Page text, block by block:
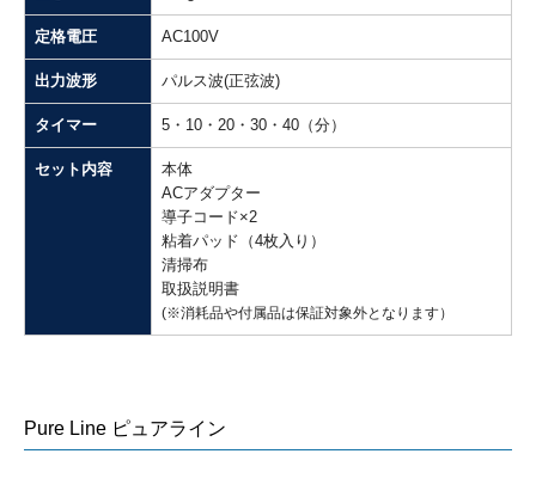
定格電圧 AC100V
出力波形 パルス波(正弦波)
タイマー 5・10・20・30・40（分）
セット内容
本体
ACアダプター
導子コード×2
粘着パッド（4枚入り）
清掃布
取扱説明書
(※消耗品や付属品は保証対象外となります）
Pure Line ピュアライン